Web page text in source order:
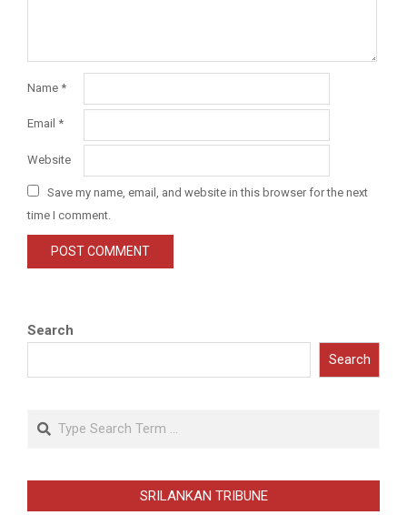
Name *
Email *
Website
Save my name, email, and website in this browser for the next
time I comment.
Search
Search
Search
SRILANKAN TRIBUNE